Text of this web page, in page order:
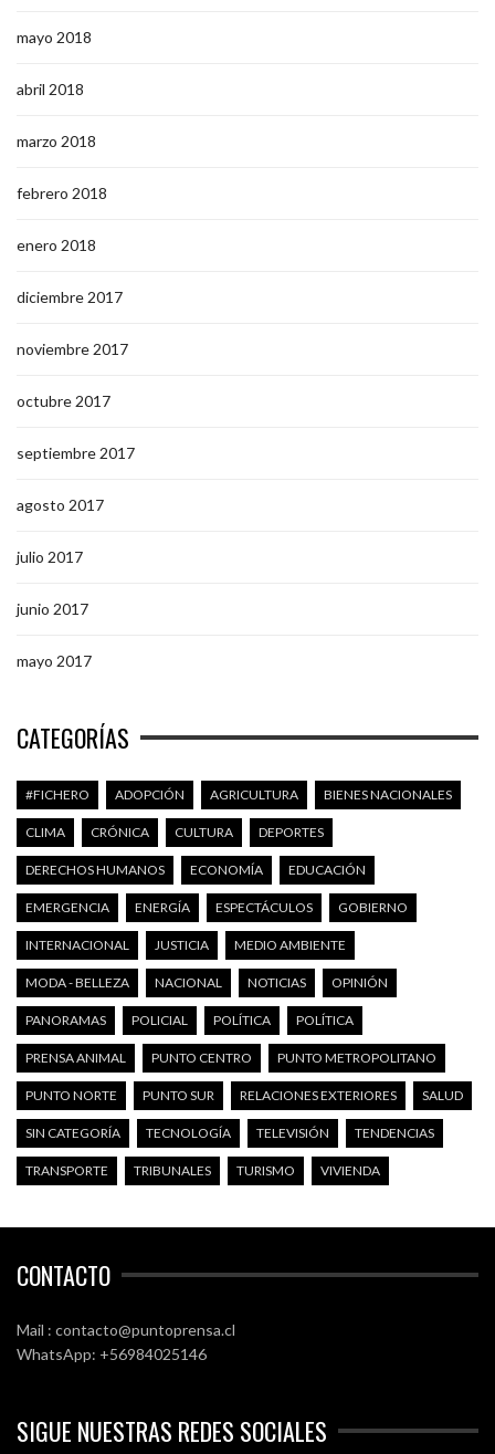
mayo 2018
abril 2018
marzo 2018
febrero 2018
enero 2018
diciembre 2017
noviembre 2017
octubre 2017
septiembre 2017
agosto 2017
julio 2017
junio 2017
mayo 2017
CATEGORÍAS
#FICHERO ADOPCIÓN AGRICULTURA BIENES NACIONALES
CLIMA CRÓNICA CULTURA DEPORTES
DERECHOS HUMANOS ECONOMÍA EDUCACIÓN
EMERGENCIA ENERGÍA ESPECTÁCULOS GOBIERNO
INTERNACIONAL JUSTICIA MEDIO AMBIENTE
MODA - BELLEZA NACIONAL NOTICIAS OPINIÓN
PANORAMAS POLICIAL POLÍTICA POLÍTICA
PRENSA ANIMAL PUNTO CENTRO PUNTO METROPOLITANO
PUNTO NORTE PUNTO SUR RELACIONES EXTERIORES SALUD
SIN CATEGORÍA TECNOLOGÍA TELEVISIÓN TENDENCIAS
TRANSPORTE TRIBUNALES TURISMO VIVIENDA
CONTACTO
Mail : contacto@puntoprensa.cl
WhatsApp: +56984025146
SIGUE NUESTRAS REDES SOCIALES